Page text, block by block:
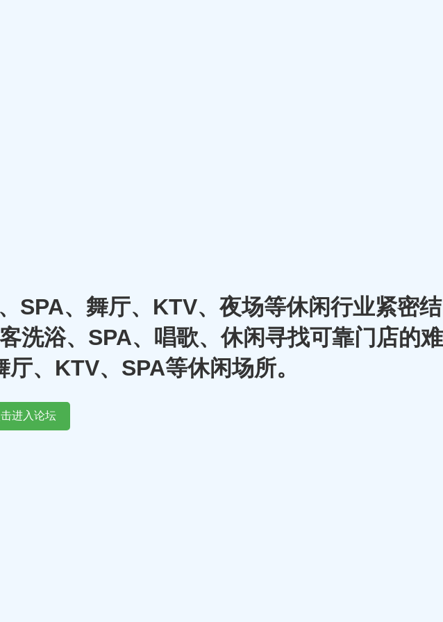
SPA、舞厅、KTV、夜场等休闲行业紧密结
洗浴、SPA、唱歌、休闲寻找可靠门店的难
、KTV、SPA等休闲场所。
进入论坛